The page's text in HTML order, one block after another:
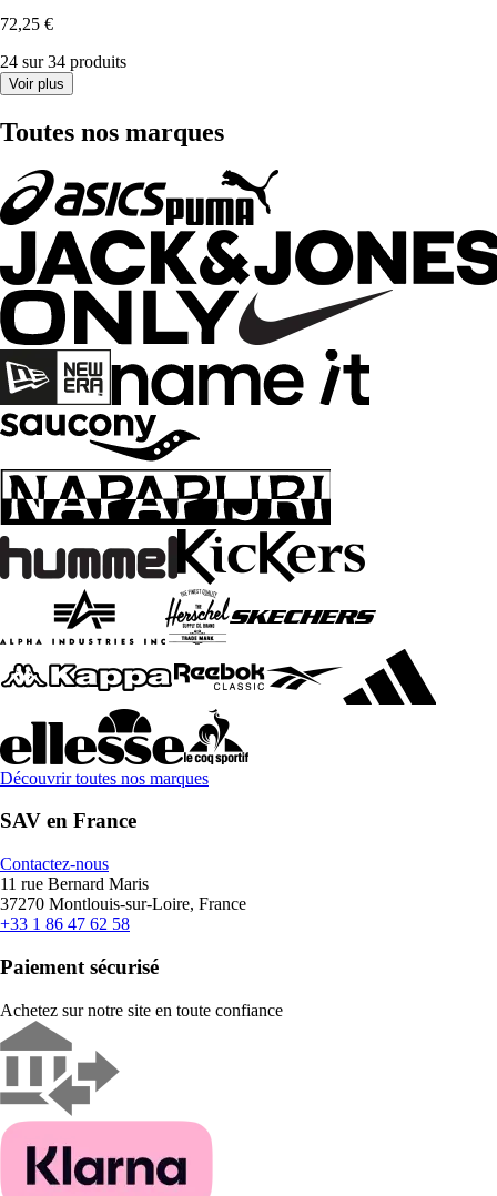
72,25 €
24 sur 34 produits
Voir plus
Toutes nos marques
Découvrir toutes nos marques
SAV en France
Contactez-nous
11 rue Bernard Maris
37270 Montlouis-sur-Loire, France
+33 1 86 47 62 58
Paiement sécurisé
Achetez sur notre site en toute confiance